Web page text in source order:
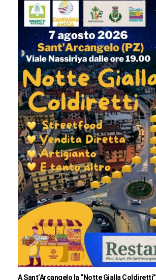
A Sant’Arcangelo la “Notte Gialla Coldiretti”